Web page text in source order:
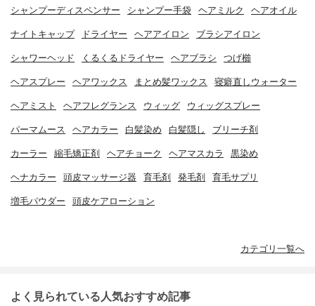
シャンプーディスペンサー シャンプー手袋 ヘアミルク ヘアオイル
ナイトキャップ ドライヤー ヘアアイロン ブラシアイロン
シャワーヘッド くるくるドライヤー ヘアブラシ つげ櫛
ヘアスプレー ヘアワックス まとめ髪ワックス 寝癖直しウォーター
ヘアミスト ヘアフレグランス ウィッグ ウィッグスプレー
パーマムース ヘアカラー 白髪染め 白髪隠し ブリーチ剤
カーラー 縮毛矯正剤 ヘアチョーク ヘアマスカラ 黒染め
ヘナカラー 頭皮マッサージ器 育毛剤 発毛剤 育毛サプリ
増毛パウダー 頭皮ケアローション
カテゴリ一覧へ
よく見られている人気おすすめ記事